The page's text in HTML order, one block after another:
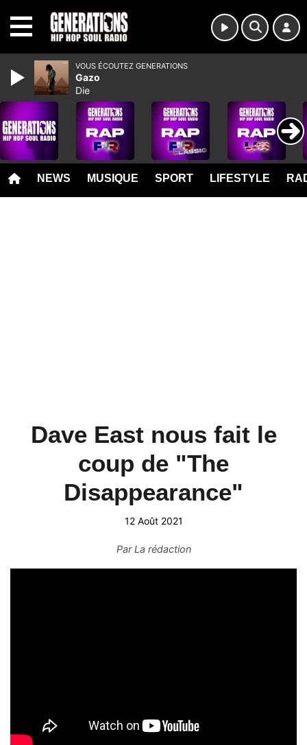
NEWS MUSIQUE SPORT LIFESTYLE
Dave East nous fait le
coup de "The
Disappearance"
12 Août 2021
ParLa rédaction
VOUS ÉCOUTEZ GENERATIONS
Gazo
Die